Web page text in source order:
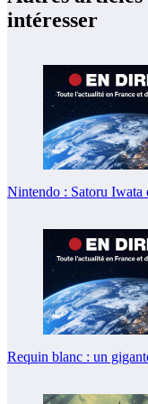
intéresser
Nintendo : Satoru Iwata
Requin blanc : un